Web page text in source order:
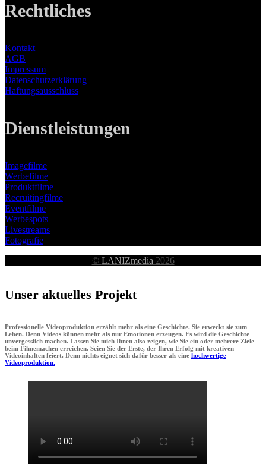
Rechtliches
Kontakt
AGB
Impressum
Datenschutzerklärung
Haftungsausschluss
Dienstleistungen
Imagefilme
Werbefilme
Produktfilme
Recruitingfilme
Eventfilme
Werbespots
Livestreams
Fotografie
© LANIZmedia 2026
Unser aktuelles Projekt
Professionelle Videoproduktion erzählt mehr als eine Geschichte. Sie erweckt sie zum
Leben. Denn Videos können mehr als nur Emotionen erzeugen. Es wird die Geschichte
unvergesslich machen. Lassen Sie mich Ihnen also zeigen, wie Sie ein oder mehrere Ziele
beim Filmemachen erreichen. Seien Sie der Erste, der Ihren Erfolg mit kreativen
Videoinhalten feiert. Denn nichts eignet sich dafür besser als eine hochwertige
Videoproduktion.